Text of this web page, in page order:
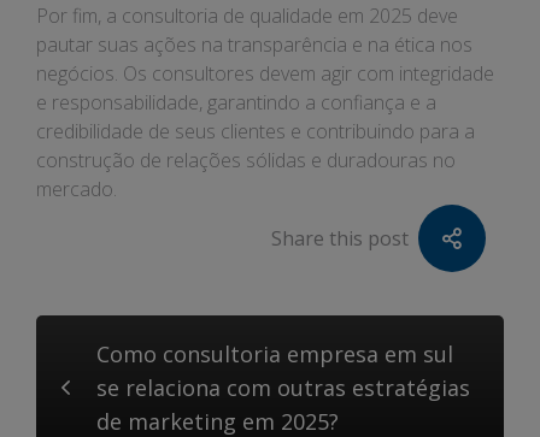
Por fim, a consultoria de qualidade em 2025 deve
pautar suas ações na transparência e na ética nos
negócios. Os consultores devem agir com integridade
e responsabilidade, garantindo a confiança e a
credibilidade de seus clientes e contribuindo para a
construção de relações sólidas e duradouras no
mercado.
Share this post
Como consultoria empresa em sul
se relaciona com outras estratégias
de marketing em 2025?